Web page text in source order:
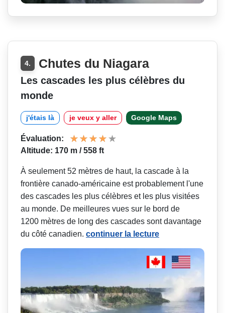
4. Chutes du Niagara
Les cascades les plus célèbres du
monde
j'étais là je veux y aller Google Maps
Évaluation:
Altitude: 170 m / 558 ft
À seulement 52 mètres de haut, la cascade à la
frontière canado-américaine est probablement l'une
des cascades les plus célèbres et les plus visitées
au monde. De meilleures vues sur le bord de
1200 mètres de long des cascades sont davantage
du côté canadien. continuer la lecture